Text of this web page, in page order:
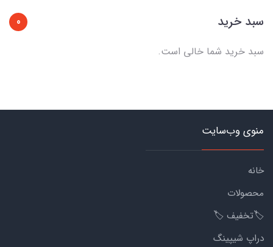
سبد خرید
0
سبد خرید شما خالی است.
منوی وب‌سایت
خانه
محصولات
🏷️تخفیف 🏷️
دراپ شیپینگ